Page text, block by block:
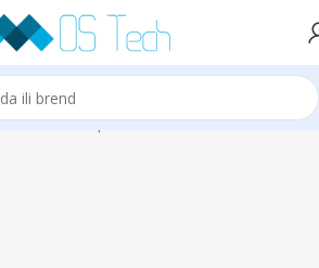
VIVAX Multi Split